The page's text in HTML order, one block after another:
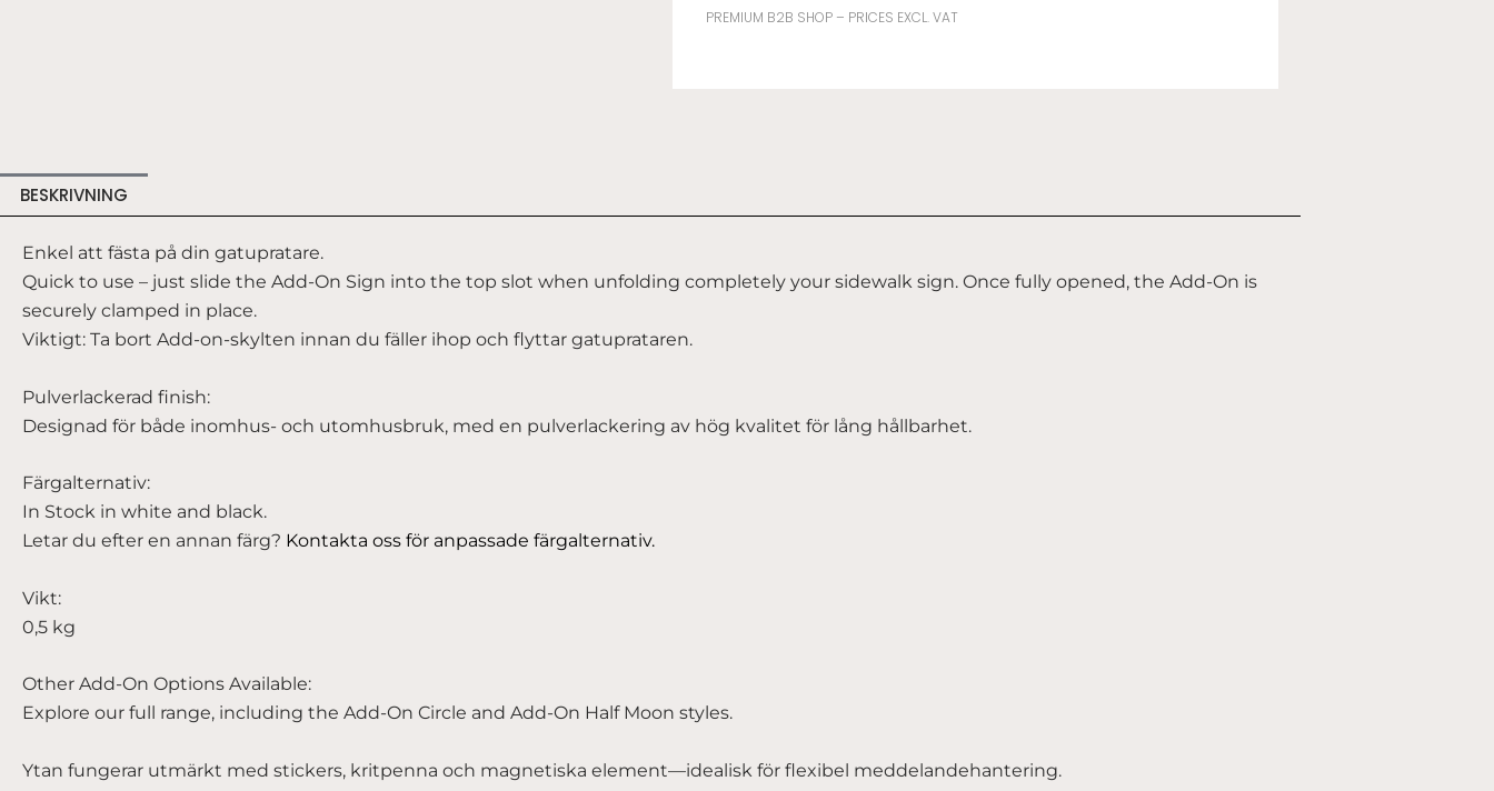
BANNER
PREMIUM B2B SHOP – PRICES EXCL. VAT
BESKRIVNING
Enkel att fästa på din gatupratare.
Quick to use – just slide the Add-On Sign into the top slot when unfolding completely your sidewalk sign. Once fully opened, the Add-On is
securely clamped in place.
Viktigt: Ta bort Add-on-skylten innan du fäller ihop och flyttar gatuprataren.
Pulverlackerad finish:
Designad för både inomhus- och utomhusbruk, med en pulverlackering av hög kvalitet för lång hållbarhet.
Färgalternativ:
In Stock in white and black.
Letar du efter en annan färg? Kontakta oss för anpassade färgalternativ.
Vikt:
0,5 kg
Other Add-On Options Available:
Explore our full range, including the Add-On Circle and Add-On Half Moon styles.
Ytan fungerar utmärkt med stickers, kritpenna och magnetiska element—idealisk för flexibel meddelandehantering.